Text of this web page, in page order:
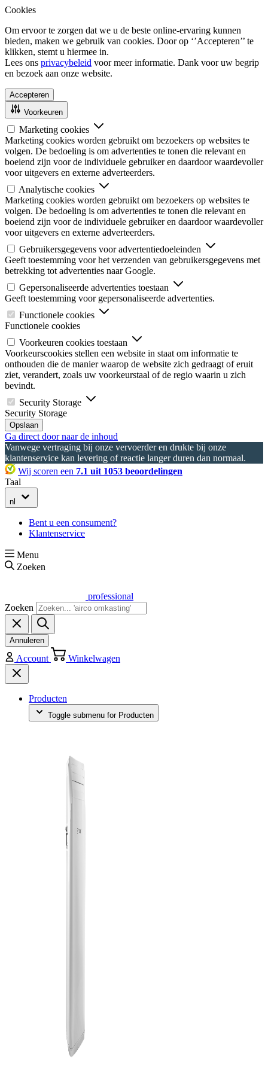
Cookies
Om ervoor te zorgen dat we u de beste online-ervaring kunnen
bieden, maken we gebruik van cookies. Door op ‘’Accepteren’’ te
klikken, stemt u hiermee in.
Lees ons privacybeleid voor meer informatie. Dank voor uw begrip
en bezoek aan onze website.
Accepteren
Voorkeuren
Marketing cookies
Marketing cookies worden gebruikt om bezoekers op websites te
volgen. De bedoeling is om advertenties te tonen die relevant en
boeiend zijn voor de individuele gebruiker en daardoor waardevoller
voor uitgevers en externe adverteerders.
Analytische cookies
Marketing cookies worden gebruikt om bezoekers op websites te
volgen. De bedoeling is om advertenties te tonen die relevant en
boeiend zijn voor de individuele gebruiker en daardoor waardevoller
voor uitgevers en externe adverteerders.
Gebruikersgegevens voor advertentiedoeleinden
Geeft toestemming voor het verzenden van gebruikersgegevens met
betrekking tot advertenties naar Google.
Gepersonaliseerde advertenties toestaan
Geeft toestemming voor gepersonaliseerde advertenties.
Functionele cookies
Functionele cookies
Voorkeuren cookies toestaan
Voorkeurscookies stellen een website in staat om informatie te
onthouden die de manier waarop de website zich gedraagt of eruit
ziet, verandert, zoals uw voorkeurstaal of de regio waarin u zich
bevindt.
Security Storage
Security Storage
Opslaan
Ga direct door naar de inhoud
Vanwege vertraging bij onze vervoerder en drukte bij onze
klantenservice kan levering of reactie langer duren dan normaal.
Wij scoren een 7.1 uit 1053 beoordelingen
Taal
nl
Bent u een consument?
Klantenservice
Menu
Zoeken
professional
Zoeken
Annuleren
Account Winkelwagen
Producten
Toggle submenu for Producten